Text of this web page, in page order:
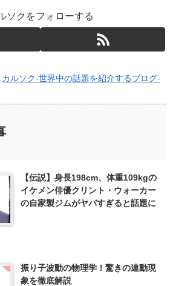
ソクをフォローする
カルソク-世界中の話題を紹介するブログ-
【伝説】身長198cm、体重109kgの
イケメン俳優クリント・ウォーカー
の自家製ジムがヤバすぎると話題に
振り子波動の物理学！驚きの連動現
象を徹底解説